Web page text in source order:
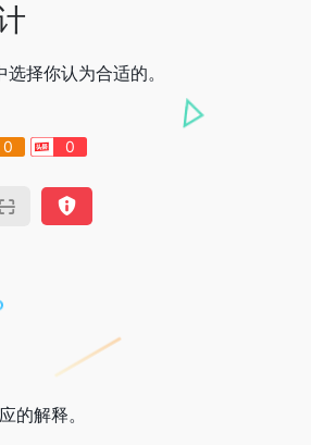
择你认为合适的。
0 0
的解释。